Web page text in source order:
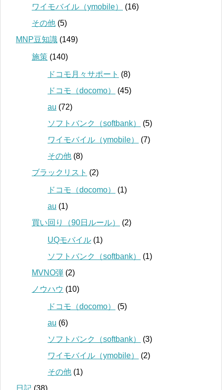
ワイモバイル（ymobile）
(16)
その他 (5)
MNP豆知識 (149)
施策 (140)
ドコモ月々サポート (8)
ドコモ（docomo）
(45)
au (72)
ソフトバンク（softbank）
(5)
ワイモバイル（ymobile）
(7)
その他 (8)
ブラックリスト (2)
ドコモ（docomo）
(1)
au (1)
買い回り（90日ルール）
(2)
UQモバイル (1)
ソフトバンク（softbank）
(1)
MVNO弾 (2)
ノウハウ (10)
ドコモ（docomo）
(5)
au (6)
ソフトバンク（softbank）
(3)
ワイモバイル（ymobile）
(2)
その他 (1)
日記 (38)